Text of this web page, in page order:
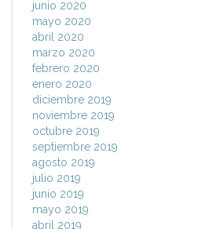
junio 2020
mayo 2020
abril 2020
marzo 2020
febrero 2020
enero 2020
diciembre 2019
noviembre 2019
octubre 2019
septiembre 2019
agosto 2019
julio 2019
junio 2019
mayo 2019
abril 2019